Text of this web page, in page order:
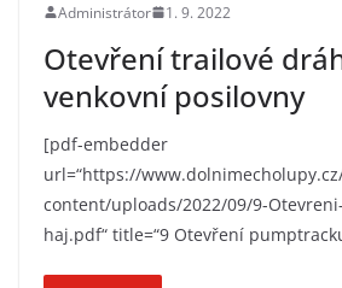
Administrátor 1. 9. 2022
Otevření trailové
venkovní posilovny
[pdf-embedder
url=“https://
content/uploads/2022/09/9-
haj.pdf“ title=“9 Otevření